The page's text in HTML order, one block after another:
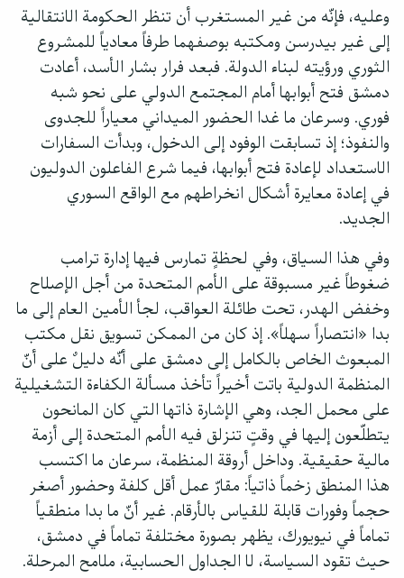
وعليه، فإنّه من غير المستغرب أن تنظر الحكومة الانتقالية
إلى غير بيدرسن ومكتبه بوصفهما طرفاً معادياً للمشروع
الثوري ورؤيته لبناء الدولة. فبعد فرار بشار الأسد، أعادت
دمشق فتح أبوابها أمام المجتمع الدولي على نحو شبه
فوري. وسرعان ما غدا الحضور الميداني معياراً للجدوى
والنفوذ؛ إذ تسابقت الوفود إلى الدخول، وبدأت السفارات
الاستعداد لإعادة فتح أبوابها، فيما شرع الفاعلون الدوليون
في إعادة معايرة أشكال انخراطهم مع الواقع السوري
الجديد.
وفي هذا السياق، وفي لحظةٍ تمارس فيها إدارة ترامب
ضغوطاً غير مسبوقة على الأمم المتحدة من أجل الإصلاح
وخفض الهدر، تحت طائلة العواقب، لجأ الأمين العام إلى ما
بدا «انتصاراً سهلاً». إذ كان من الممكن تسويق نقل مكتب
المبعوث الخاص بالكامل إلى دمشق على أنّه دليلٌ على أنّ
المنظمة الدولية باتت أخيراً تأخذ مسألة الكفاءة التشغيلية
على محمل الجد، وهي الإشارة ذاتها التي كان المانحون
يتطلّعون إليها في وقتٍ تنزلق فيه الأمم المتحدة إلى أزمة
مالية حقيقية. وداخل أروقة المنظمة، سرعان ما اكتسب
هذا المنطق زخماً ذاتياً: مقارّ عمل أقل كلفة وحضور أصغر
حجماً وفورات قابلة للقياس بالأرقام. غير أنّ ما بدا منطقياً
تماماً في نيويورك، يظهر بصورة مختلفة تماماً في دمشق،
حيث تقود السياسة، لا الجداول الحسابية، ملامح المرحلة.